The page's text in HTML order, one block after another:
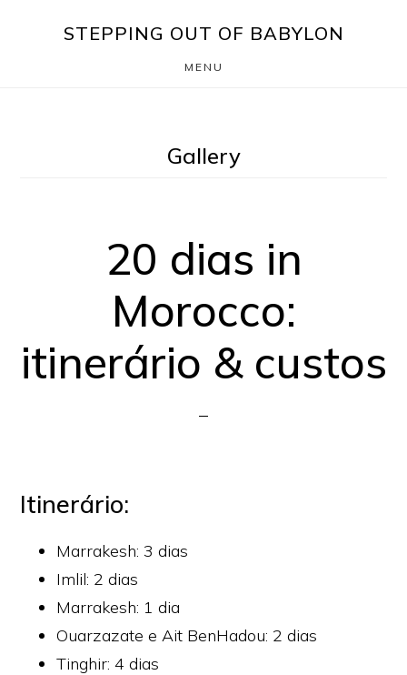
STEPPING OUT OF BABYLON
MENU
Gallery
20 dias in
Morocco:
itinerário & custos
Itinerário:
Marrakesh: 3 dias
Imlil: 2 dias
Marrakesh: 1 dia
Ouarzazate eAit BenHadou: 2 dias
Tinghir: 4 dias